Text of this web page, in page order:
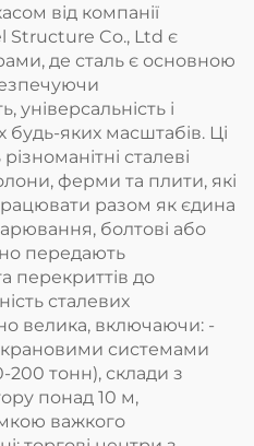
від компанії
Structure Co., Ltd є
де сталь є основною
універсальність і
будь-яких масштабів. Ці
сталеві
ферми та плити, які
разом як єдина
болтові або
передають
перекриттів до
сталевих
велика, включаючи: -
системами
200 тонн), склади з
понад 10 м,
важкого